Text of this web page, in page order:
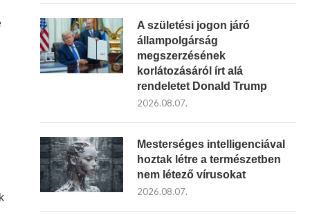
A születési jogon járó
állampolgárság
megszerzésének
korlátozásáról írt alá
rendeletet Donald Trump
2026.08.07.
Mesterséges intelligenciával
hoztak létre a természetben
nem létező vírusokat
2026.08.07.